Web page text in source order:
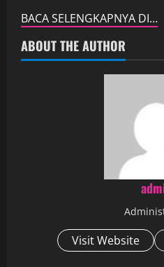
BACA SELENGKAPNYA DI…
ABOUT THE AUTHOR
Visit Website